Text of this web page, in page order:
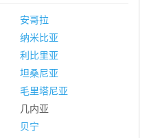
安哥拉
纳米比亚
利比里亚
坦桑尼亚
毛里塔尼亚
几内亚
贝宁